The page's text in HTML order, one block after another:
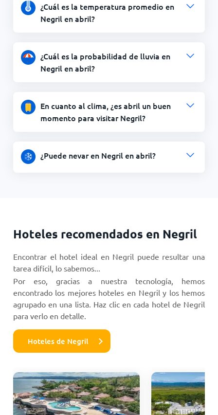
¿Cuál es la temperatura promedio en
Negril en abril?
¿Cuál es la probabilidad de lluvia en
Negril en abril?
En cuanto al clima, ¿es abril un buen
momento para visitar Negril?
¿Puede nevar en Negril en abril?
Hoteles recomendados en Negril
Encontrar el hotel ideal en Negril puede resultar una
tarea difícil, lo sabemos...
Por eso, gracias a nuestra tecnología, hemos
encontrado los mejores hoteles en Negril y los hemos
agrupado en una lista. Haz clic en cada hotel de Negril
para verlo en detalle.
Hoteles de Negril